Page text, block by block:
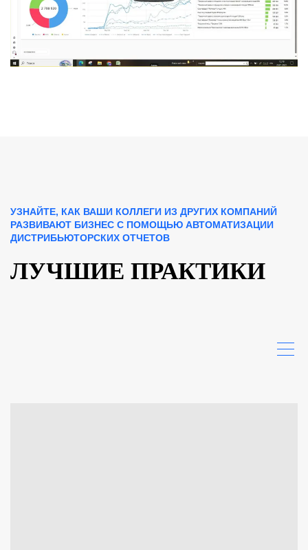
УЗНАЙТЕ, КАК ВАШИ КОЛЛЕГИ ИЗ ДРУГИХ КОМПАНИЙ
РАЗВИВАЮТ БИЗНЕС С ПОМОЩЬЮ АВТОМАТИЗАЦИИ
ДИСТРИБЬЮТОРСКИХ ОТЧЕТОВ
ЛУЧШИЕ ПРАКТИКИ